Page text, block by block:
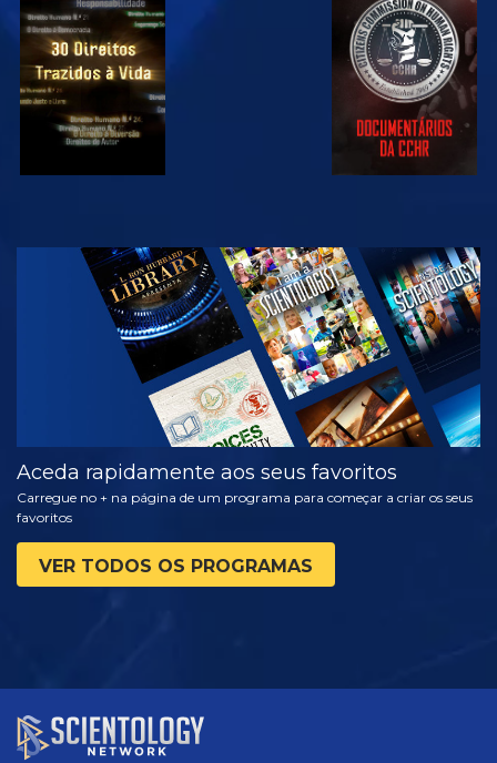
VER VER
VER
EXPLORAR A
SÉRIE
Aceda rapidamente aos seus favoritos
Carregue no + na página de um programa para começar a criar os seus
favoritos
VER TODOS OS PROGRAMAS